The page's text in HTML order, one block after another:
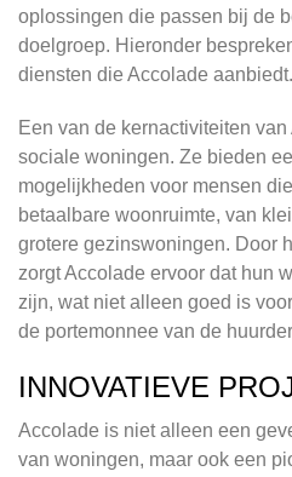
oplossingen die passen bij de
doelgroep. Hieronder
diensten die Accolade aanbiedt.
Een van de kernactiviteiten
sociale woningen. Ze bieden
mogelijkheden voor mensen
betaalbare woonruimte, van
grotere gezinswoningen. Door
zorgt Accolade ervoor dat hun
zijn, wat niet alleen goed is
de portemonnee van de
INNOVATIEVE
Accolade is niet alleen een
van woningen, maar ook een